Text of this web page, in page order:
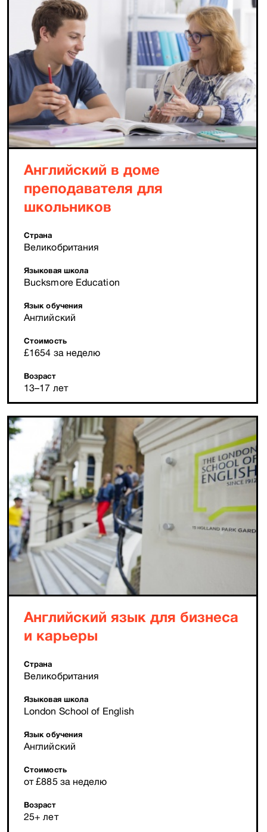
Английский в доме
преподавателя для
школьников
Страна
Великобритания
Языковая школа
Bucksmore Education
Язык обучения
Английский
Стоимость
£1654 за неделю
Возраст
13–17 лет
Английский язык для бизнеса
и карьеры
Страна
Великобритания
Языковая школа
London School of English
Язык обучения
Английский
Стоимость
от £885 за неделю
Возраст
25+ лет